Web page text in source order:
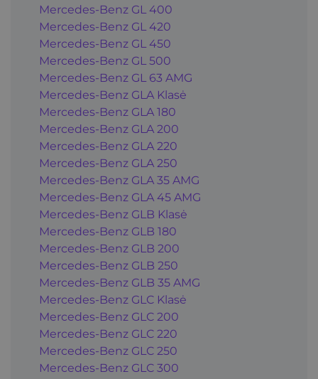
Mercedes-Benz GL 400
Mercedes-Benz GL 420
Mercedes-Benz GL 450
Mercedes-Benz GL 500
Mercedes-Benz GL 63 AMG
Mercedes-Benz GLA Klasė
Mercedes-Benz GLA 180
Mercedes-Benz GLA 200
Mercedes-Benz GLA 220
Mercedes-Benz GLA 250
Mercedes-Benz GLA 35 AMG
Mercedes-Benz GLA 45 AMG
Mercedes-Benz GLB Klasė
Mercedes-Benz GLB 180
Mercedes-Benz GLB 200
Mercedes-Benz GLB 250
Mercedes-Benz GLB 35 AMG
Mercedes-Benz GLC Klasė
Mercedes-Benz GLC 200
Mercedes-Benz GLC 220
Mercedes-Benz GLC 250
Mercedes-Benz GLC 300